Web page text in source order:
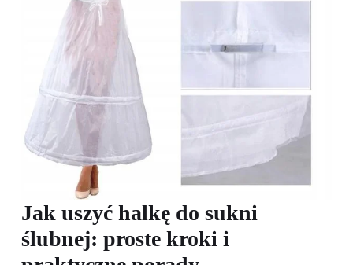
Jak uszyć halkę do sukni
ślubnej: proste kroki i